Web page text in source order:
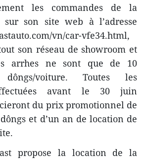
les commandes de la
son site web à l’adresse
vn/car-vfe34.html,
son réseau de showroom et
arrhes ne sont que de 10
voiture. Toutes les
avant le 30 juin
du prix promotionnel de
et d’un an de location de
propose la location de la